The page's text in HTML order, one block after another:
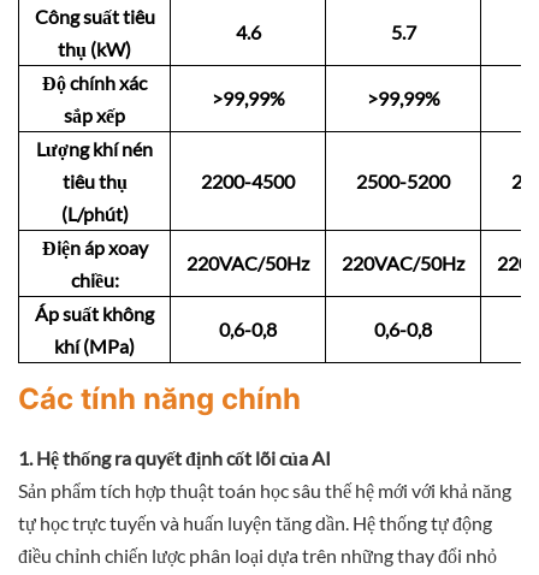
Công suất tiêu
thụ (kW)
4.6 5.7
Độ chính xác
sắp xếp
>99,99% >99,99%
Lượng khí nén
tiêu thụ
(L/phút)
2200-4500 2500-5200
Điện áp xoay
chiều:
220VAC/50Hz 220VAC/50Hz
Áp suất không
khí (MPa)
0,6-0,8 0,6-0,8
Các tính năng chính
1. Hệ thống ra quyết định cốt lõi của AI
Sản phẩm tích hợp thuật toán học sâu thế hệ mới với khả năng
tự học trực tuyến và huấn luyện tăng dần. Hệ thống tự động
điều chỉnh chiến lược phân loại dựa trên những thay đổi nhỏ